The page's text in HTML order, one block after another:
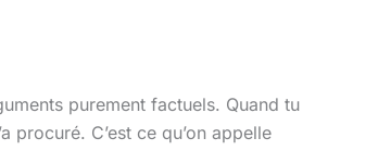
purement factuels. Quand tu
procuré. C’est ce qu’on appelle